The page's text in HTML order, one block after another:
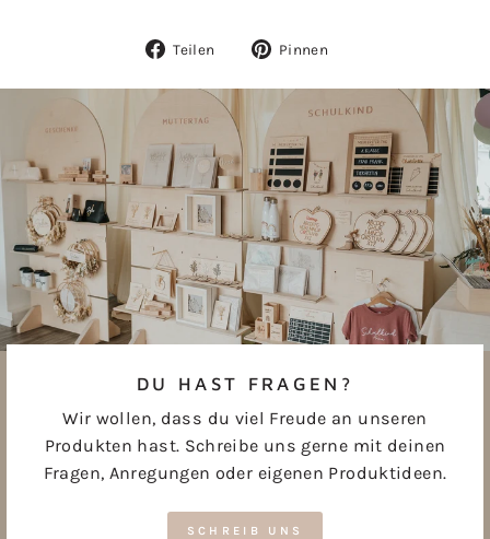
Teilen
Auf
Pinnen
DU HAST FRAGEN?
Wir wollen, dass du viel Freude an unseren
Produkten hast. Schreibe uns gerne mit deinen
Fragen, Anregungen oder eigenen Produktideen.
SCHREIB UNS